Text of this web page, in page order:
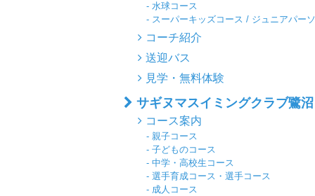
水球コース
スーパーキッズコース / ジュニアパー
コーチ紹介
送迎バス
見学・無料体験
サギヌマスイミングクラブ鷺沼
コース案内
親子コース
子どものコース
中学・高校生コース
選手育成コース・選手コース
成人コース